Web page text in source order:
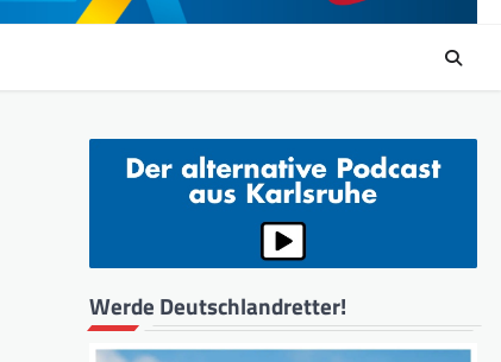
Werde Deutschlandretter!